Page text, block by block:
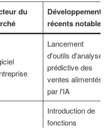
du
Développements
récents notables
Lancement
d'outils d'analyse
prédictive des
ventes alimentés
par l'IA
Introduction de
fonctions